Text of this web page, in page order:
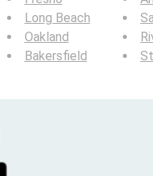
Long Beach
Oakland
Bakersfield